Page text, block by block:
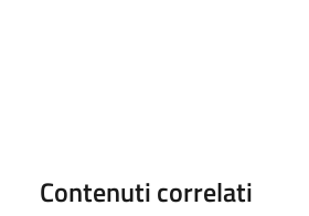
Contenuti correlati